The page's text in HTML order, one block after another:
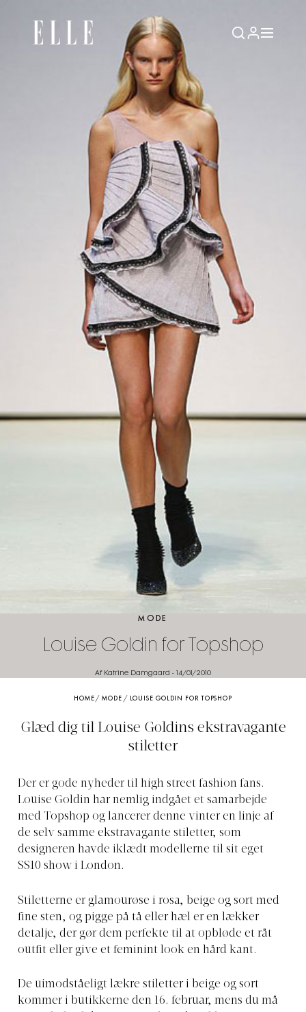
MODE
Louise Goldin for Topshop
Af Katrine Damgaard - 14/01/2010
HOME /MODE / LOUISE GOLDIN FOR TOPSHOP
Glæd dig til Louise Goldins ekstravagante
stiletter
Der er gode nyheder til high street fashion fans.
Louise Goldin har nemlig indgået et samarbejde
med Topshop og lancerer denne vinter en linje af
de selv samme ekstravagante stiletter, som
designeren havde iklædt modellerne til sit eget
SS10 show i London.
Stiletterne er glamourøse i rosa, beige og sort med
fine sten, og pigge på tå eller hæl er en lækker
detalje, der gør dem perfekte til at opbløde et råt
outfit eller give et feminint look en hård kant.
De uimodståeligt lækre stiletter i beige og sort
kommer i butikkerne den 16. februar, mens du må